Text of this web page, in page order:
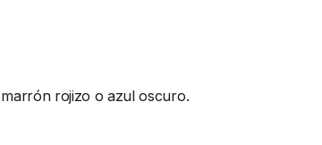
rojizo o azul oscuro.